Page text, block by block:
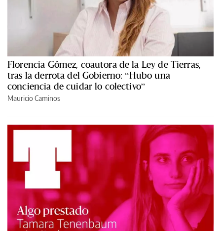
Florencia Gómez, coautora de la Ley de Tierras,
tras la derrota del Gobierno: “Hubo una
conciencia de cuidar lo colectivo”
Mauricio Caminos